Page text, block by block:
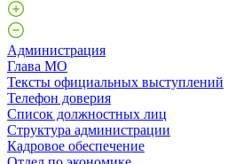
Администрация
Глава МО
Тексты официальных выступлений
Телефон доверия
Список должностных лиц
Структура администрации
Кадровое обеспечение